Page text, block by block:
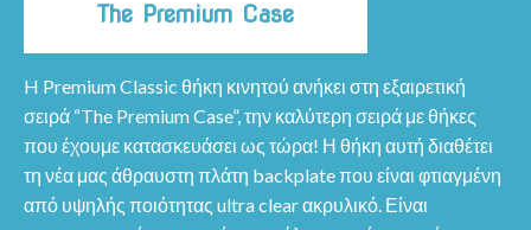
The Premium Case
H Premium Classic θήκη κινητού ανήκει στη εξαιρετική
σειρά “The Premium Case”, την καλύτερη σειρά με θήκες
που έχουμε κατασκευάσει ως τώρα! Η θήκη αυτή διαθέτει
τη νέα μας άθραυστη πλάτη backplate που είναι φτιαγμένη
από υψηλής ποιότητας ultra clear ακρυλικό. Είναι